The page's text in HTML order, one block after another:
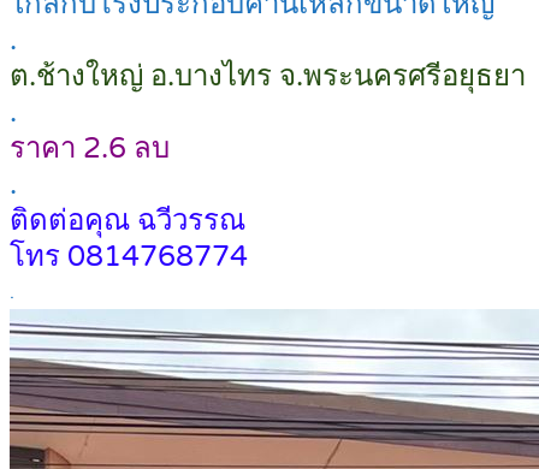
.
ต.ช้างใหญ่ อ.บางไทร จ.พระนครศรีอยุธยา
.
ราคา 2.6 ลบ
.
ติดต่อคุณ ฉวีวรรณ
โทร 0814768774
.